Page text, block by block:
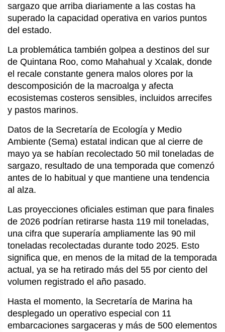
sargazo que arriba diariamente a las costas ha
superado la capacidad operativa en varios puntos
del estado.
La problemática también golpea a destinos del sur
de Quintana Roo, como Mahahual y Xcalak, donde
el recale constante genera malos olores por la
descomposición de la macroalga y afecta
ecosistemas costeros sensibles, incluidos arrecifes
y pastos marinos.
Datos de la Secretaría de Ecología y Medio
Ambiente (Sema) estatal indican que al cierre de
mayo ya se habían recolectado 50 mil toneladas de
sargazo, resultado de una temporada que comenzó
antes de lo habitual y que mantiene una tendencia
al alza.
Las proyecciones oficiales estiman que para finales
de 2026 podrían retirarse hasta 119 mil toneladas,
una cifra que superaría ampliamente las 90 mil
toneladas recolectadas durante todo 2025. Esto
significa que, en menos de la mitad de la temporada
actual, ya se ha retirado más del 55 por ciento del
volumen registrado el año pasado.
Hasta el momento, la Secretaría de Marina ha
desplegado un operativo especial con 11
embarcaciones sargaceras y más de 500 elementos